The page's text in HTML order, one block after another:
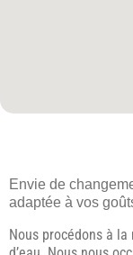
Envie de
adaptée à vos
Nous procédons à